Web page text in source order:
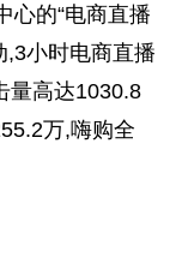
心的“电商直播
,3小时电商直播
量高达1030.8
万,嗨购全